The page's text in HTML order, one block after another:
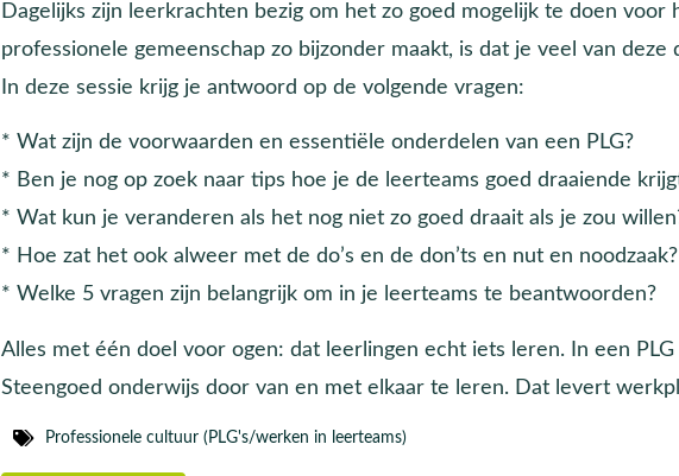
Dagelijks zijn leerkrachten bezig om het zo goed mogelijk te doen voor
professionele gemeenschap zo bijzonder maakt, is dat je veel van
In deze sessie krijg je antwoord op de volgende vragen:
* Wat zijn de voorwaarden en essentiële onderdelen van een PLG?
* Ben je nog op zoek naar tips hoe je de leerteams goed draaiende
* Wat kun je veranderen als het nog niet zo goed draait als je zou
* Hoe zat het ook alweer met de do’s en de don’ts en nut en noodzaak?
* Welke 5 vragen zijn belangrijk om in je leerteams te beantwoorden?
Alles met één doel voor ogen: dat leerlingen echt iets leren. In een
Steengoed onderwijs door van en met elkaar te leren. Dat levert
Professionele cultuur (PLG's/werken in leerteams)